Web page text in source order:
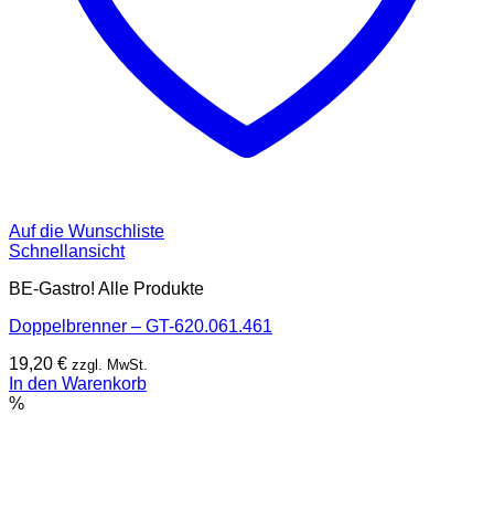
Auf die Wunschliste
Schnellansicht
BE-Gastro! Alle Produkte
Doppelbrenner – GT-620.061.461
19,20 € zzgl. MwSt.
In den Warenkorb
%